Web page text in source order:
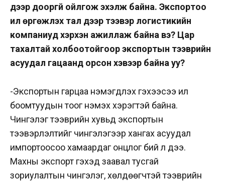
дээр дооргүй ойлгож эхэлж байна. Экспортоо
илүү өргөжүүлэх тал дээр тээвэр логистикийн
компаниуд хэрхэн ажиллаж байна вэ? Цар
тахалтай холбоотойгоор экспортын тээврийн
асуудал гацаанд орсон хэвээр байна уу?
-Экспортын гарцаа нэмэгдүүлэх гэхээсээ илүү
боомтуудын тоог нэмэх хэрэгтэй байна.
Чингэлэг тээврийн хувьд экспортын
тээвэрлэлтийг чингэлэгээр хангах асуудал
импортоосоо хамаардаг онцлог бий л дээ.
Махны экспорт гэхэд заавал тусгай
зориулалтын чингэлэг, хөлдөөгчтэй тээврийн